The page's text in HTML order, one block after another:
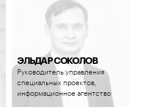
ЭЛЬДАР СОКОЛОВ
Руководитель управления
специальных проектов,
информационное агентство